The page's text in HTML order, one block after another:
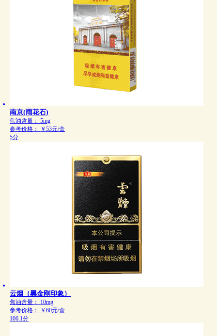
南京(雨花石)
焦油含量：5mg
参考价格：
￥53元/盒
5分
云烟（黑金刚印象）
焦油含量： 10mg
参考价格：
￥60元/盒
106.1分